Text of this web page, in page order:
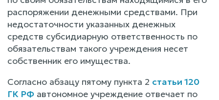
распоряжении денежными средствами. При
недостаточности указанных денежных
средств субсидиарную ответственность по
обязательствам такого учреждения несет
собственник его имущества.
Согласно абзацу пятому пункта 2 статьи 120
ГК РФ автономное учреждение отвечает по